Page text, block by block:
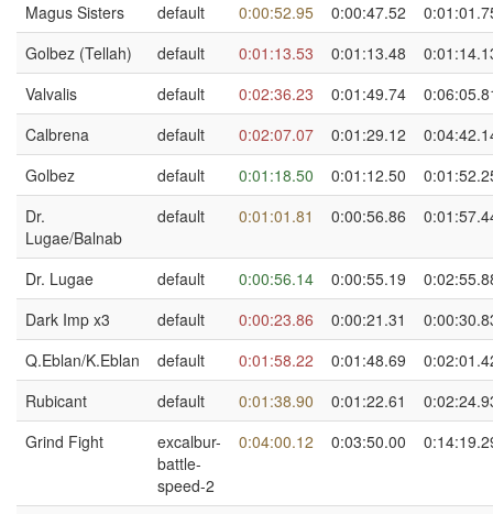
Magus Sisters
default 0:00:52.95 0:00:47.52
Golbez (Tellah)
default 0:01:13.53 0:01:13.48
Valvalis
default 0:02:36.23 0:01:49.74
Calbrena
default 0:02:07.07 0:01:29.12
Golbez
default 0:01:18.50 0:01:12.50
Dr.
Lugae/Balnab
default 0:01:01.81 0:00:56.86
Dr. Lugae default 0:00:56.14 0:00:55.19
Dark Imp x3
default 0:00:23.86 0:00:21.31
Q.Eblan/K.Eblan
default 0:01:58.22 0:01:48.69
Rubicant
default 0:01:38.90 0:01:22.61
Grind Fight
excalbur-
battle-
speed-2
0:04:00.12 0:03:50.00